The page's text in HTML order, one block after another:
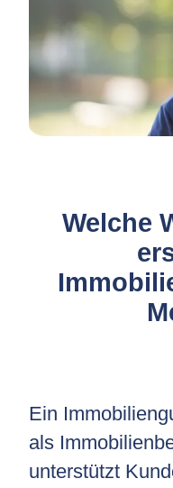
Welche
Ein
als
unterstützt